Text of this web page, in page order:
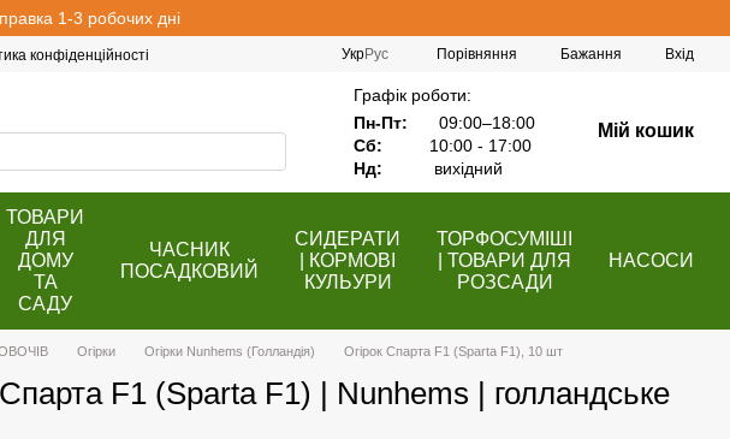
1-3 робочих дні
конфіденційності
УкрРус Порівняння Бажання Вхід
Графік роботи:
Пн-Пт:
09:00–18:00
Сб:
10:00 - 17:00
Нд:
вихідний
Мій кошик
ТОВАРИ
ДЛЯ
ДОМУ
ТА
САДУ
ЧАСНИК
ПОСАДКОВИЙ
СИДЕРАТИ
| КОРМОВІ
КУЛЬУРИ
ТОРФОСУМІШІ
| ТОВАРИ ДЛЯ
РОЗСАДИ
НАСОСИ
Огірки Огірки Nunhems (Голландія) Огірок Спарта F1 (Sparta F1), 10 шт
Спарта F1 (Sparta F1) | Nunhems | голландське